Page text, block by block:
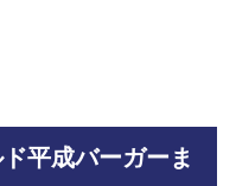
平成バーガーま